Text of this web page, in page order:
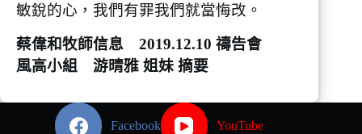
敏銳的心，我們有罪我們就當悔改。
蔡偉和牧師信息 2019.12.10 禱告會
風高小組 游晴雅 姐妹 摘要
Facebook YouTube